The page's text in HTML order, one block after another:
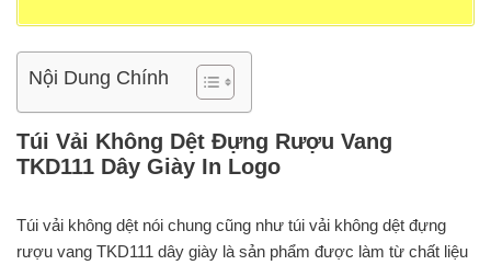
Nội Dung Chính
Túi Vải Không Dệt Đựng Rượu Vang
TKD111 Dây Giày In Logo
Túi vải không dệt nói chung cũng như túi vải không dệt đựng
rượu vang TKD111 dây giày là sản phẩm được làm từ chất liệu